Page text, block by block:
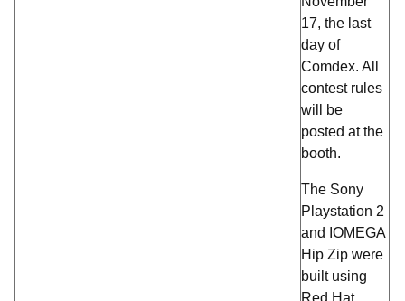
17, the last
day of
Comdex. All
contest rules
will be
posted at the
booth.
The Sony
Playstation 2
and IOMEGA
Hip Zip were
built using
Red Hat